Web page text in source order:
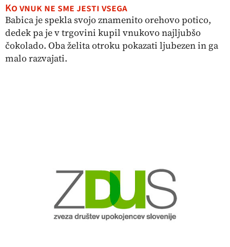
Ko vnuk ne sme jesti vsega
Babica je spekla svojo znamenito orehovo potico,
dedek pa je v trgovini kupil vnukovo najljubšo
čokolado. Oba želita otroku pokazati ljubezen in ga
malo razvajati.